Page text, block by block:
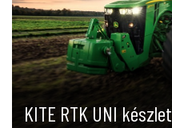
KITE RTK UNI készlet